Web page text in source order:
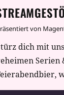
von
dich mit uns
Serien